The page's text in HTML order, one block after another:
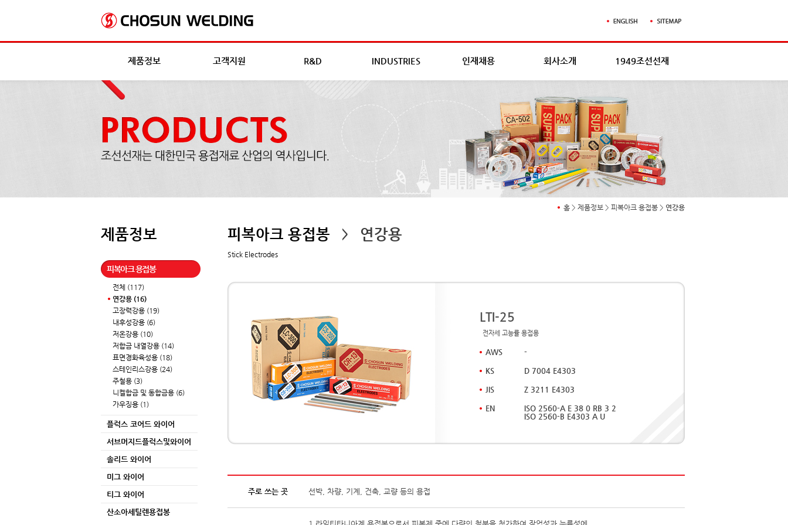
제품정보 고객지원 R&D INDUSTRIES 인재채용 회사소개 1949조선선재
제품정보
피복아크 용접봉
전체 (117)
연강용 (16)
고장력강용 (19)
내후성강용 (6)
저온강용 (10)
저합금 내열강용 (14)
표면경화육성용 (18)
스테인리스강용 (24)
주철용 (3)
니켈합금 및 동합금용 (6)
가우징용 (1)
플럭스 코어드 와이어
서브머지드플럭스및와이어
솔리드 와이어
미그 와이어
티그 와이어
산소아세틸렌용접봉
홈 > 제품정보 > 피복아크 용접봉 > 연강용
피복아크 용접봉 > 연강용
Stick Electrodes
LTI-25
전자세 고능률 용접용
AWS -
KS D 7004 E4303
JIS Z 3211 E4303
EN
ISO 2560-A E 38 0 RB 3 2
ISO 2560-B E4303 A U
주로 쓰는 곳 선박, 차량, 기계, 건축, 교량 등의 용접